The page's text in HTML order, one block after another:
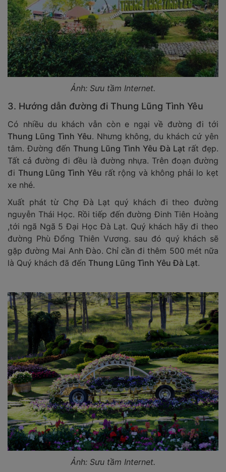
Ảnh: Sưu tầm Internet.
3. Hướng dẫn đường đi Thung Lũng Tình Yêu
Có nhiều du khách vẫn còn e ngại về đường đi tới
Thung Lũng Tình Yêu. Nhưng không, du khách cứ yên
tâm. Đường đến Thung Lũng Tình Yêu Đà Lạt rất đẹp.
Tất cả đường đi đều là đường nhựa. Trên đoạn đường
đi Thung Lũng Tình Yêu rất rộng và không phải lo kẹt
xe nhé.
Xuất phát từ Chợ Đà Lạt quý khách đi theo đường
nguyễn Thái Học. Rồi tiếp đến đường Đinh Tiên Hoàng
,tới ngã Ngã 5 Đại Học Đà Lạt. Quý khách hãy đi theo
đường Phù Đổng Thiên Vương. sau đó quý khách sẽ
gặp đường Mai Anh Đào. Chỉ cần đi thêm 500 mét nữa
là Quý khách đã đến Thung Lũng Tình Yêu Đà Lạt.
Ảnh: Sưu tầm Internet.